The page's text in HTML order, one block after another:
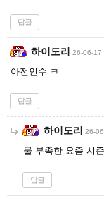
답글
하이도리 26-06-17
아전인수 ㅋ
답글
하이도리 26-
물 부족한 요즘 시
답글